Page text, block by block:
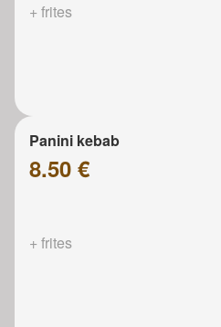
+ frites
Panini kebab
8.50 €
+ frites